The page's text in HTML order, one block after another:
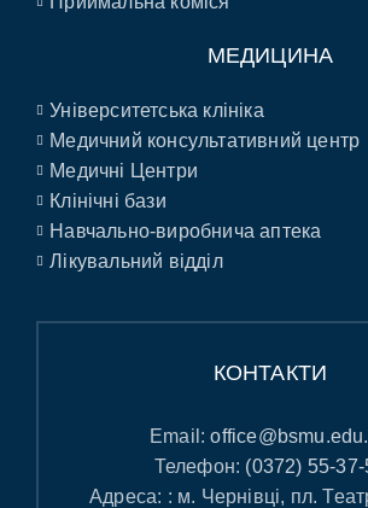
МЕДИЦИНА
Університетська клініка
Медичний консультативний центр
Медичні Центри
Клінічні бази
Навчально-виробнича аптека
Лікувальний відділ
КОНТАКТИ
Email:
Телефон: (0372) 55-37-
Адреса: : м. Чернівці, пл.